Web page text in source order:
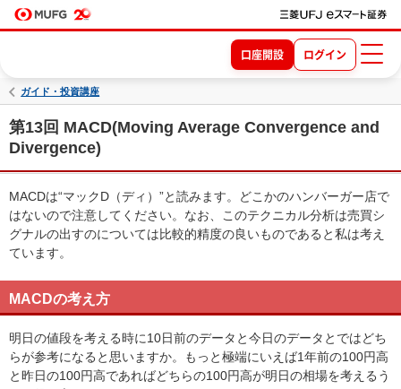
口座開設 ログイン
ガイド・投資講座
第13回 MACD(Moving Average Convergence and
Divergence)
MACDは“マックD（ディ）”と読みます。どこかのハンバーガー店で
はないので注意してください。なお、このテクニカル分析は売買シ
グナルの出すのについては比較的精度の良いものであると私は考え
ています。
MACDの考え方
明日の値段を考える時に10日前のデータと今日のデータとではどち
らが参考になると思いますか。もっと極端にいえば1年前の100円高
と昨日の100円高であればどちらの100円高が明日の相場を考えるう